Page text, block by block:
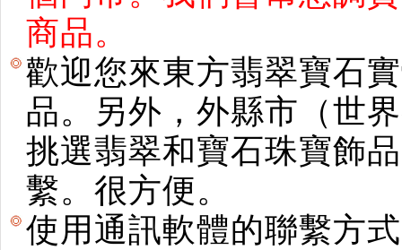
商品。
歡迎您來東方翡翠寶石
品。另外，外縣市（世
挑選翡翠和寶石珠寶飾
繫。很方便。
使用通訊軟體的聯繫方